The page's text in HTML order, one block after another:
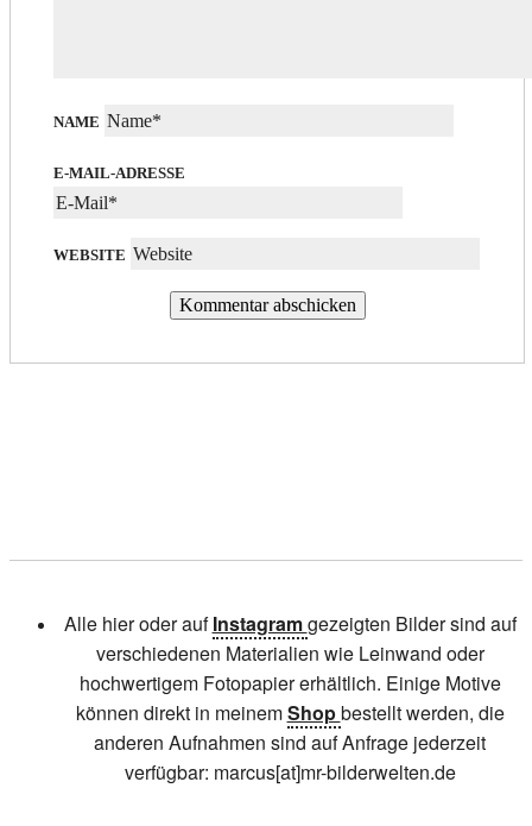
NAME
E-MAIL-ADRESSE
WEBSITE
Alle hier oder aufInstagramgezeigten Bilder sind auf
verschiedenen Materialien wie Leinwand oder
hochwertigem Fotopapier erhältlich. Einige Motive
können direkt in meinemShopbestellt werden, die
anderen Aufnahmen sind auf Anfrage jederzeit
verfügbar: marcus[at]mr-bilderwelten.de